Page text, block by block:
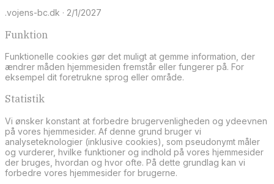
.vojens-bc.dk · 2/1/2027
Funktion
Funktionelle cookies gør det muligt at gemme information, der
ændrer måden hjemmesiden fremstår eller fungerer på. For
eksempel dit foretrukne sprog eller område.
Statistik
Vi ønsker konstant at forbedre brugervenligheden og ydeevnen
på vores hjemmesider. Af denne grund bruger vi
analyseteknologier (inklusive cookies), som pseudonymt måler
og vurderer, hvilke funktioner og indhold på vores hjemmesider
der bruges, hvordan og hvor ofte. På dette grundlag kan vi
forbedre vores hjemmesider for brugerne.